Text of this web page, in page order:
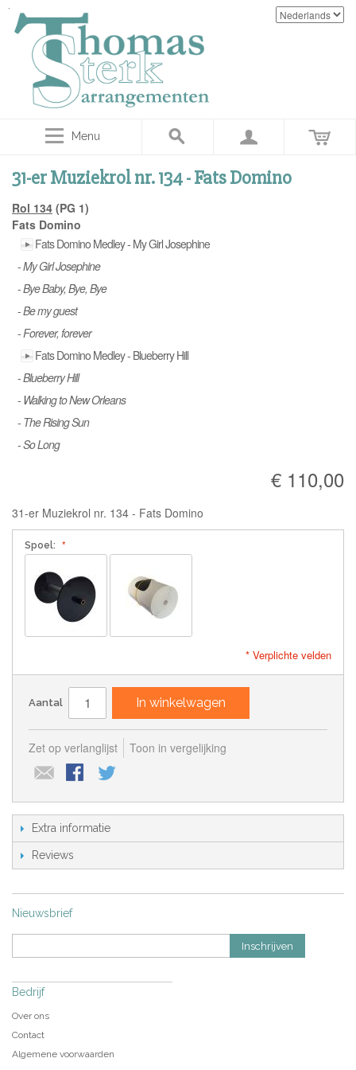
Menu
31-er Muziekrol nr. 134 - Fats Domino
Rol 134 (PG 1)
Fats Domino
Fats Domino Medley - My Girl Josephine
-My Girl Josephine
-Bye Baby, Bye, Bye
-Be my guest
-Forever, forever
Fats Domino Medley - Blueberry Hill
-Blueberry Hill
- Walking to New Orleans
- The Rising Sun
-So Long
€ 110,00
31-er Muziekrol nr. 134 - Fats Domino
Spoel:
* Verplichte velden
Aantal In winkelwagen
Zet op verlanglijst Toon in vergelijking
Extra informatie
Reviews
Nieuwsbrief
Inschrijven
Bedrijf
Over ons
Contact
Algemene voorwaarden